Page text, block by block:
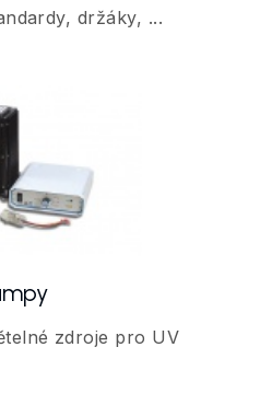
držáky, ...
zdroje pro UV